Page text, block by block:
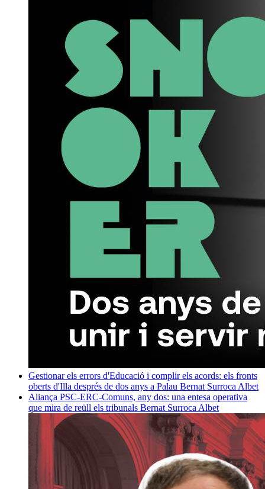
Gestionar els errors d'Educació i complir els acords: els fronts
oberts d'Illa després de dos anys a Palau Bernat Surroca Albet
Aliança PSC-ERC-Comuns, any dos: una entesa operativa
que mira de reüll els tribunals Bernat Surroca Albet